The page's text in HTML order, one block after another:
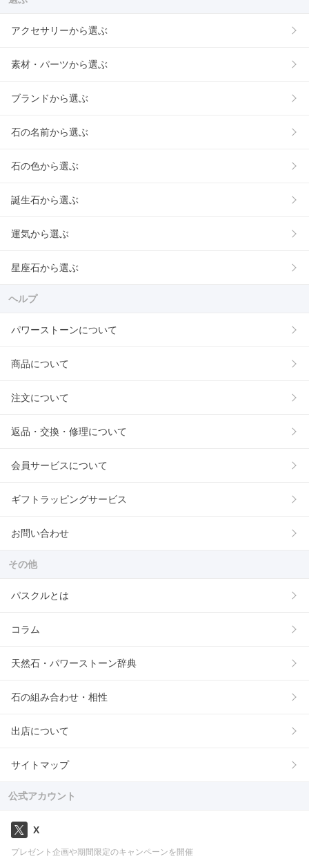
アクセサリーから選ぶ
素材・パーツから選ぶ
ブランドから選ぶ
石の名前から選ぶ
石の色から選ぶ
誕生石から選ぶ
運気から選ぶ
星座石から選ぶ
ヘルプ
パワーストーンについて
商品について
注文について
返品・交換・修理について
会員サービスについて
ギフトラッピングサービス
お問い合わせ
その他
パスクルとは
コラム
天然石・パワーストーン辞典
石の組み合わせ・相性
出店について
サイトマップ
公式アカウント
X
プレゼント企画や期間限定のキャンペーンを開催